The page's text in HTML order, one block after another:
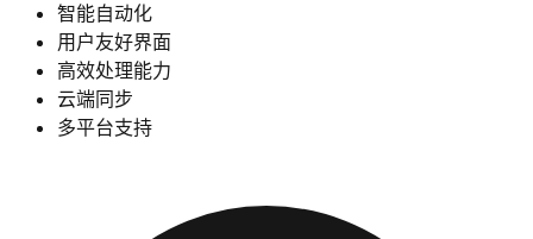
智能自动化
用户友好界面
高效处理能力
云端同步
多平台支持